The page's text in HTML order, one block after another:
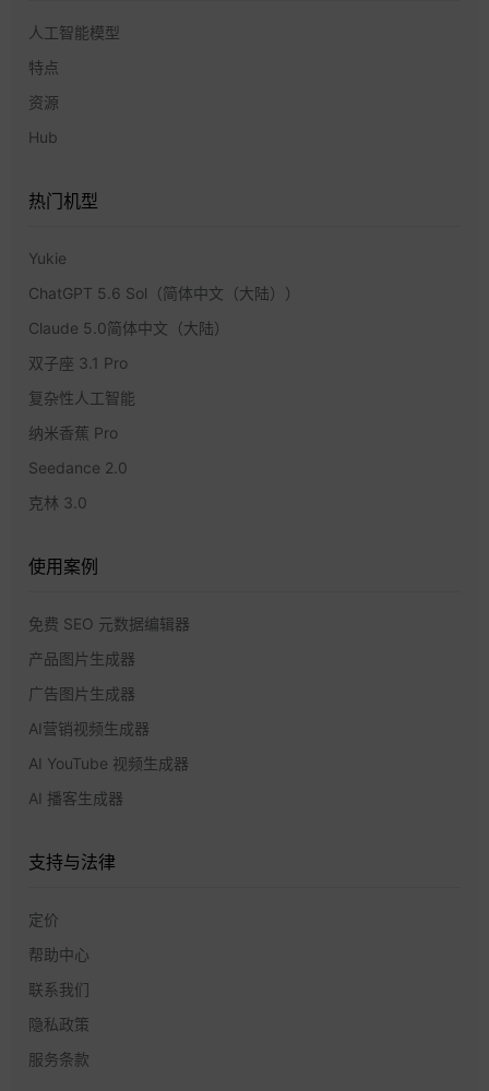
人工智能模型
特点
资源
Hub
热门机型
Yukie
ChatGPT 5.6 Sol（简体中文（大陆））
Claude 5.0简体中文（大陆）
双子座 3.1 Pro
复杂性人工智能
纳米香蕉 Pro
Seedance 2.0
克林 3.0
使用案例
免费 SEO 元数据编辑器
产品图片生成器
广告图片生成器
AI营销视频生成器
AI YouTube 视频生成器
AI 播客生成器
支持与法律
定价
帮助中心
联系我们
隐私政策
服务条款